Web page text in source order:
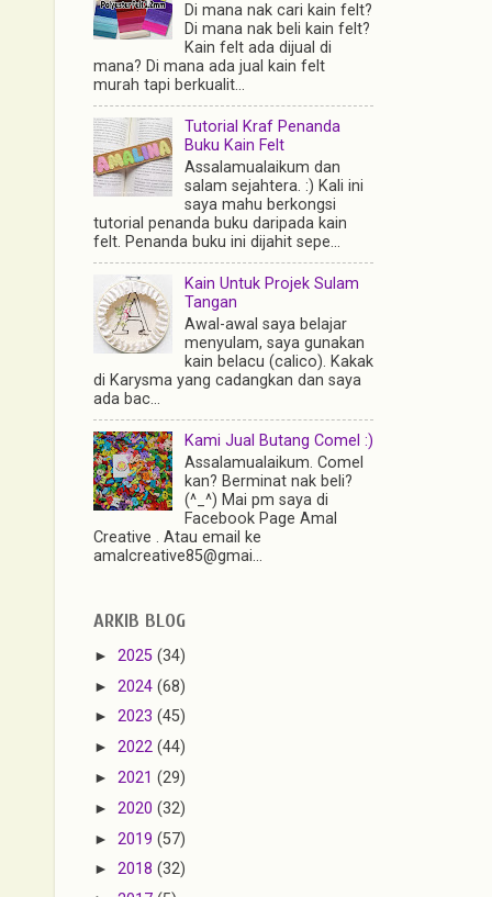
Di mana nak cari kain felt?
Di mana nak beli kain felt?
Kain felt ada dijual di
mana? Di mana ada jual kain felt
murah tapi berkualit...
Tutorial Kraf Penanda
Buku Kain Felt
Assalamualaikum dan
salam sejahtera. :) Kali ini
saya mahu berkongsi
tutorial penanda buku daripada kain
felt. Penanda buku ini dijahit sepe...
Kain Untuk Projek Sulam
Tangan
Awal-awal saya belajar
menyulam, saya gunakan
kain belacu (calico). Kakak
di Karysma yang cadangkan dan saya
ada bac...
Kami Jual Butang Comel :)
Assalamualaikum. Comel
kan? Berminat nak beli?
(^_^) Mai pm saya di
Facebook Page Amal
Creative . Atau email ke
amalcreative85@gmai...
ARKIB BLOG
► 2025 (34)
► 2024 (68)
► 2023 (45)
► 2022 (44)
► 2021 (29)
► 2020 (32)
► 2019 (57)
► 2018 (32)